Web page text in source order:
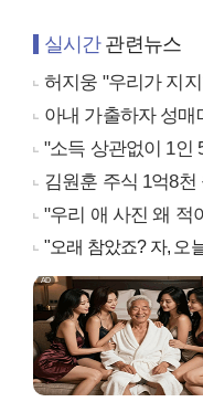
실시간관련뉴스
허지웅 "우리가 지지
아내 가출하자 성매
"소득 상관없이 1인
김원훈 주식 1억8
"우리 애 사진 왜
"오래 참았죠? 자, 오